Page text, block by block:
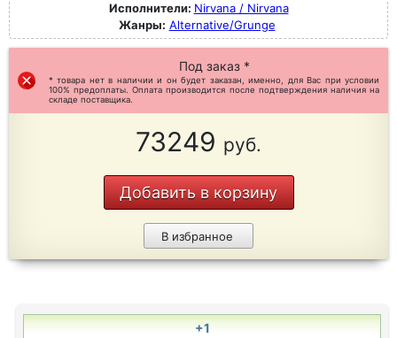
Исполнители: Nirvana / Nirvana
Жанры: Alternative/Grunge
Под заказ *
* товара нет в наличии и он будет заказан, именно, для Вас при условии
100% предоплаты. Оплата производится после подтверждения наличия на
складе поставщика.
73249 руб.
Добавить в корзину
В избранное
+1